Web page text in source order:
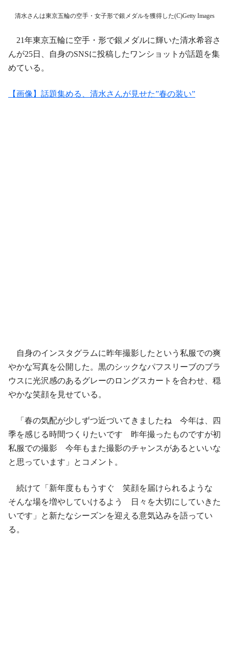
清水さんは東京五輪の空手・女子形で銀メダルを獲得した(C)Getty Images
21年東京五輪に空手・形で銀メダルに輝いた清水希容さ
んが25日、自身のSNSに投稿したワンショットが話題を集
めている。
【画像】話題集める、清水さんが見せた”春の装い”
自身のインスタグラムに昨年撮影したという私服での爽
やかな写真を公開した。黒のシックなパフスリーブのブラ
ウスに光沢感のあるグレーのロングスカートを合わせ、穏
やかな笑顔を見せている。
「春の気配が少しずつ近づいてきましたね 今年は、四
季を感じる時間つくりたいです 昨年撮ったものですが初
私服での撮影 今年もまた撮影のチャンスがあるといいな
と思っています」とコメント。
続けて「新年度ももうすぐ 笑顔を届けられるような
そんな場を増やしていけるよう 日々を大切にしていきた
いです」と新たなシーズンを迎える意気込みを語ってい
る。